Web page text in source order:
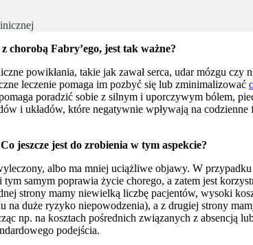
chorobą Fabry’ego, jest tak ważne?
powikłania, takie jak zawał serca, udar mózgu
leczenie pomaga im pozbyć się lub zminimalizować
poradzić sobie z silnym i uporczywym bólem,
i układów, które negatywnie wpływają na
jeszcze jest do zrobienia w tym aspekcie?
albo ma mniej uciążliwe objawy. W
samym poprawia życie chorego, a zatem jest
strony mamy niewielką liczbę pacjentów, wysoki
duże ryzyko niepowodzenia), a z drugiej strony
np. na kosztach pośrednich związanych z absencją
podejścia.